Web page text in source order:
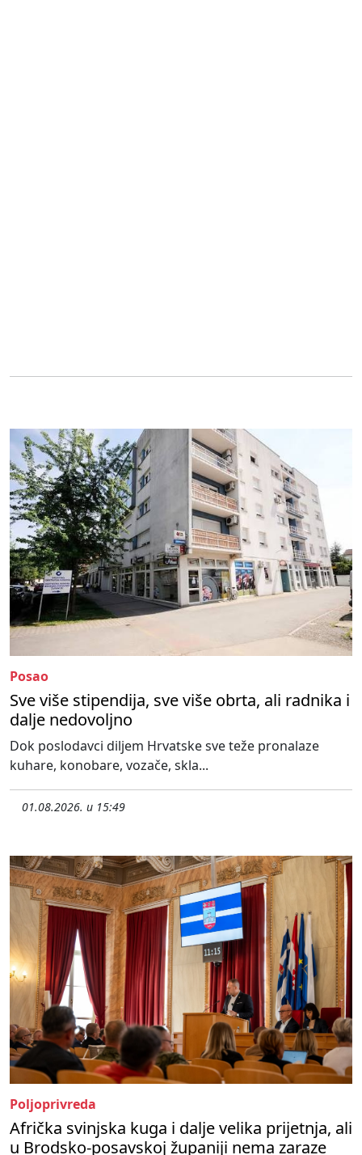
Posao
Sve više stipendija, sve više obrta, ali radnika i
dalje nedovoljno
Dok poslodavci diljem Hrvatske sve teže pronalaze
kuhare, konobare, vozače, skla...
01.08.2026. u 15:49
Poljoprivreda
Afrička svinjska kuga i dalje velika prijetnja, ali
u Brodsko-posavskoj županiji nema zaraze